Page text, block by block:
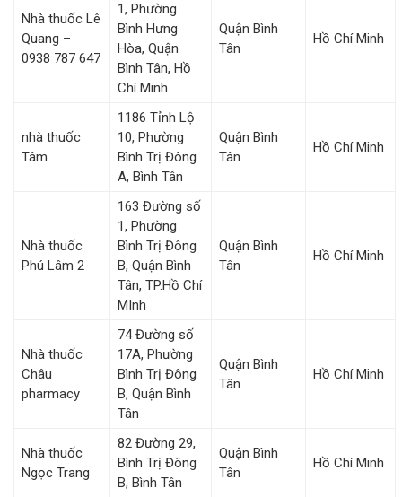
Nhà thuốc Lê
Quang –
0938 787 647
1, Phường
Bình Hưng
Hòa, Quận
Bình Tân, Hồ
Chí Minh
Quận Bình
Tân
Hồ Chí Minh
nhà thuốc
Tâm
1186 Tỉnh Lộ
10, Phường
Bình Trị Đông
A, Bình Tân
Quận Bình
Tân
Hồ Chí Minh
Nhà thuốc
Phú Lâm 2
163 Đường số
1, Phường
Bình Trị Đông
B, Quận Bình
Tân, TP.Hồ Chí
MInh
Quận Bình
Tân
Hồ Chí Minh
Nhà thuốc
Châu
pharmacy
74 Đường số
17A, Phường
Bình Trị Đông
B, Quận Bình
Tân
Quận Bình
Tân
Hồ Chí Minh
Nhà thuốc
Ngọc Trang
82 Đường 29,
Bình Trị Đông
B, Bình Tân
Quận Bình
Tân
Hồ Chí Minh